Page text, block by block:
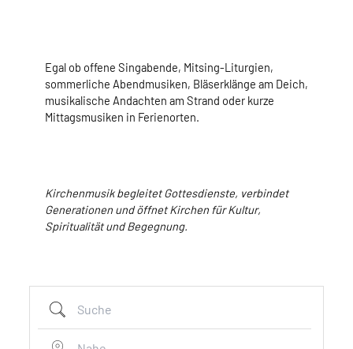
Egal ob offene Singabende, Mitsing-Liturgien,
sommerliche Abendmusiken, Bläserklänge am Deich,
musikalische Andachten am Strand oder kurze
Mittagsmusiken in Ferienorten.
Kirchenmusik begleitet Gottesdienste, verbindet
Generationen und öffnet Kirchen für Kultur,
Spiritualität und Begegnung.
Suche
Nahe ...